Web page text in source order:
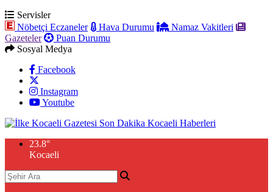
Servisler
Nöbetçi Eczaneler
Hava Durumu
Namaz Vakitleri
Gazeteler
Puan Durumu
Sosyal Medya
Facebook
Instagram
Youtube
23.8°
Kocaeli